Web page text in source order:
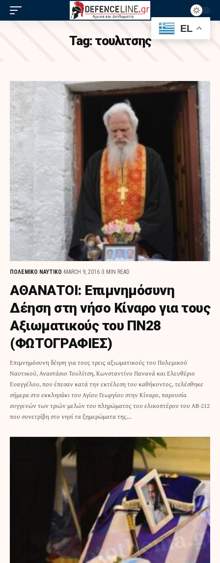
Tag: τουλιτσης
ΠΟΛΕΜΙΚΟ ΝΑΥΤΙΚΟ MARCH 9, 2016 3 MIN READ
ΑΘΑΝΑΤΟΙ: Επιμνημόσυνη
Δέηση στη νήσο Κίναρο για τους
Αξιωματικούς του ΠΝ28
(ΦΩΤΟΓΡΑΦΙΕΣ)
Επιμνημόσυνη δέηση για τους τρεις αξιωματικούς του Πολεμικού
Ναυτικού, Αναστάσιο Τουλίτση, Κωνσταντίνο Πανανά και Ελευθέριο
Ευαγγέλου, που έπεσαν κατά την εκτέλεση του καθήκοντος, τελέσθηκε
σήμερα στο εκκλησάκι του Αγίου Γεωργίου στην Κίναρο, παρουσία
συγγενών των τριών μελών του πληρώματος του ελικοπτέρου του ΑΒ-212
που συνετρίβη στο νησί τα ξημερώματα της…
EL